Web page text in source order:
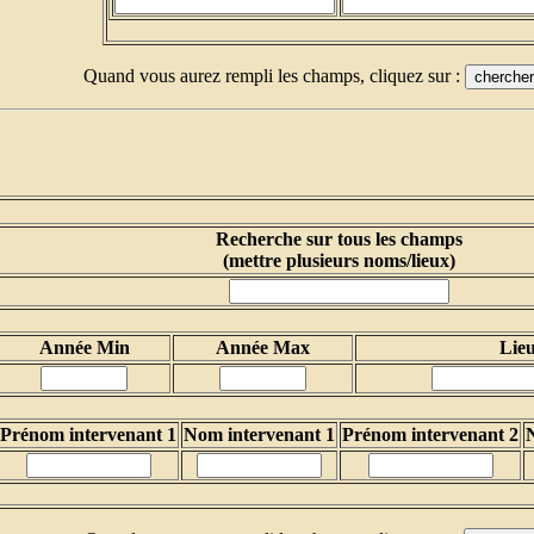
Quand vous aurez rempli les champs, cliquez sur :
Recherche sur tous les champs
(mettre plusieurs noms/lieux)
Année Min Année Max
Prénom intervenant 1 Nom intervenant 1 Prénom intervenant 2